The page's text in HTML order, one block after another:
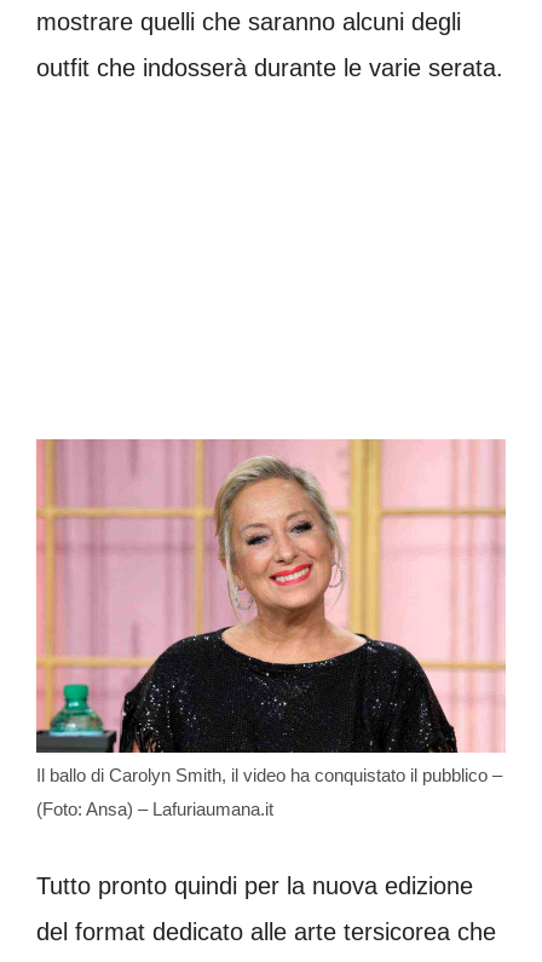
mostrare quelli che saranno alcuni degli
outfit che indosserà durante le varie serata.
Il ballo di Carolyn Smith, il video ha conquistato il pubblico –
(Foto: Ansa) – Lafuriaumana.it
Tutto pronto quindi per la nuova edizione
del format dedicato alle arte tersicorea che